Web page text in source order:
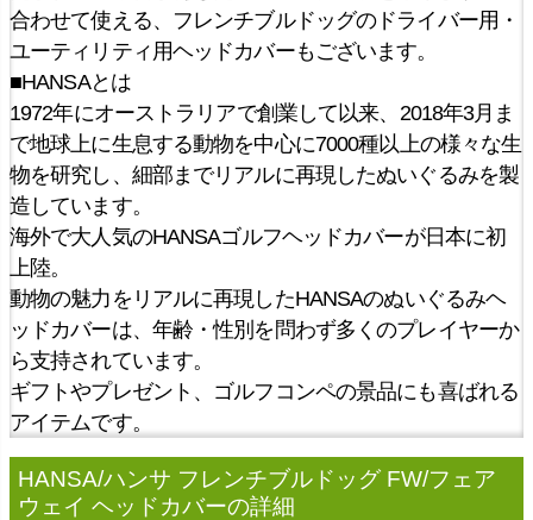
合わせて使える、フレンチブルドッグのドライバー用・
ユーティリティ用ヘッドカバーもございます。
■HANSAとは
1972年にオーストラリアで創業して以来、2018年3月ま
で地球上に生息する動物を中心に7000種以上の様々な生
物を研究し、細部までリアルに再現したぬいぐるみを製
造しています。
海外で大人気のHANSAゴルフヘッドカバーが日本に初
上陸。
動物の魅力をリアルに再現したHANSAのぬいぐるみヘ
ッドカバーは、年齢・性別を問わず多くのプレイヤーか
ら支持されています。
ギフトやプレゼント、ゴルフコンペの景品にも喜ばれる
アイテムです。
HANSA/ハンサ フレンチブルドッグ FW/フェア
ウェイ ヘッドカバーの詳細